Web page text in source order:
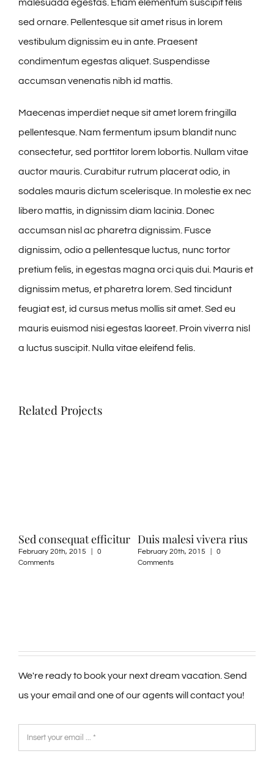
malesuada egestas. Etiam elementum suscipit felis
sed ornare. Pellentesque sit amet risus in lorem
vestibulum dignissim eu in ante. Praesent
condimentum egestas aliquet. Suspendisse
accumsan venenatis nibh id mattis.
Maecenas imperdiet neque sit amet lorem fringilla
pellentesque. Nam fermentum ipsum blandit nunc
consectetur, sed porttitor lorem lobortis. Nullam vitae
auctor mauris. Curabitur rutrum placerat odio, in
sodales mauris dictum scelerisque. In molestie ex nec
libero mattis, in dignissim diam lacinia. Donec
accumsan nisl ac pharetra dignissim. Fusce
dignissim, odio a pellentesque luctus, nunc tortor
pretium felis, in egestas magna orci quis dui. Mauris et
dignissim metus, et pharetra lorem. Sed tincidunt
feugiat est, id cursus metus mollis sit amet. Sed eu
mauris euismod nisi egestas laoreet. Proin viverra nisl
a luctus suscipit. Nulla vitae eleifend felis.
Related Projects
Sed consequat efficitur
February 20th, 2015
0
Comments
Duis malesi vivera rius
February 20th, 2015
0
Comments
We're ready to book your next dream vacation. Send
us your email and one of our agents will contact you!